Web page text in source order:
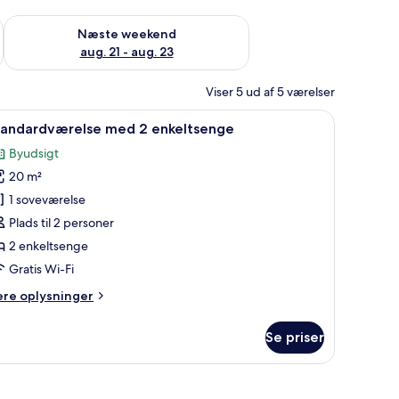
14 - aug. 16
Næste weekend
aug. 21 - aug. 23
Tjek tilgængelighed for næste weekend aug. 21 - aug. 23
Viser 5 ud af 5 værelser
Wi-Fi, sengetøj Et hotelværelse med to senge, et natbord
2 med 2 enkeltsenge
Byudsigt
20 m²
1 soveværelse
Plads til 2 personer
2 enkeltsenge
Gratis Wi-Fi
oplysninger
Se priser
mønstret tæppe og to vægmonterede lamper.